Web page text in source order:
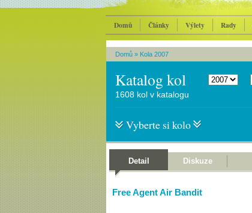
Domů Články Výlety Rady
Domů » Kola 2007
Katalog kol
1608 kol v katalogu
Vyberte si kolo
Detail Diskuze
Free Agent Air Bandit